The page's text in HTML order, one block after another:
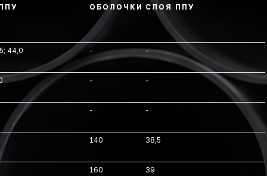
ОБОЛОЧКИ СЛОЯ ППУ
44,0 - -
- -
- -
140 38,5
160 39